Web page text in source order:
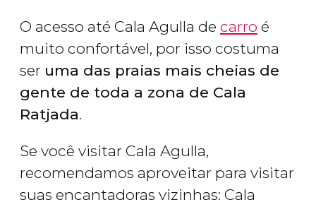
O acesso até Cala Agulla de carro é
muito confortável, por isso costuma
ser uma das praias mais cheias de
gente de toda a zona de Cala
Ratjada.
Se você visitar Cala Agulla,
recomendamos aproveitar para visitar
suas encantadoras vizinhas: Cala